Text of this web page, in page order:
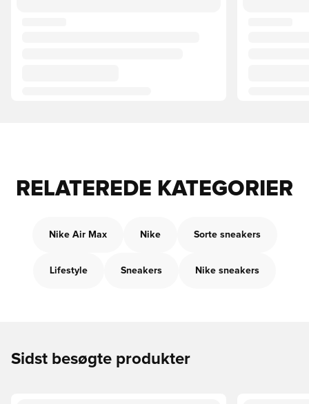
RELATEREDE KATEGORIER
Nike Air Max Nike Sorte sneakers
Lifestyle Sneakers Nike sneakers
Sidst besøgte produkter